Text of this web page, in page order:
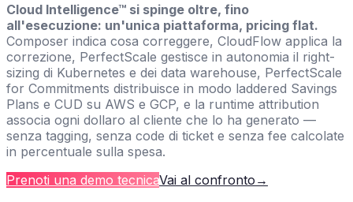
Cloud Intelligence™ si spinge oltre, fino
all'esecuzione: un'unica piattaforma, pricing flat.
Composer indica cosa correggere, CloudFlow applica la
correzione, PerfectScale gestisce in autonomia il right-
sizing di Kubernetes e dei data warehouse, PerfectScale
for Commitments distribuisce in modo laddered Savings
Plans e CUD su AWS e GCP, e la runtime attribution
associa ogni dollaro al cliente che lo ha generato —
senza tagging, senza code di ticket e senza fee calcolate
in percentuale sulla spesa.
Prenoti una demo tecnicaVai al confronto →